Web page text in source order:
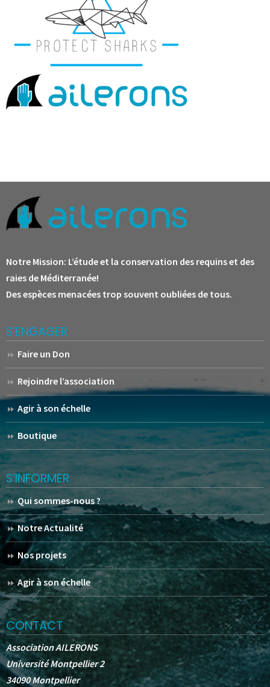
Notre Mission: L’étude et la conservation des requins et des
raies de Méditerranée!
Des espèces menacées trop souvent oubliées de tous.
S’ENGAGER
Faire un Don
Rejoindre l’association
Agir à son échelle
Boutique
S’INFORMER
Qui sommes-nous ?
Notre Actualité
Nos projets
Agir à son échelle
CONTACT
Association AILERONS
Université Montpellier 2
34090 Montpellier